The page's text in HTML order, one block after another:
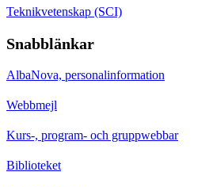
Teknikvetenskap (SCI)
Snabblänkar
AlbaNova, personalinformation
Webbmejl
Kurs-, program- och gruppwebbar
Biblioteket